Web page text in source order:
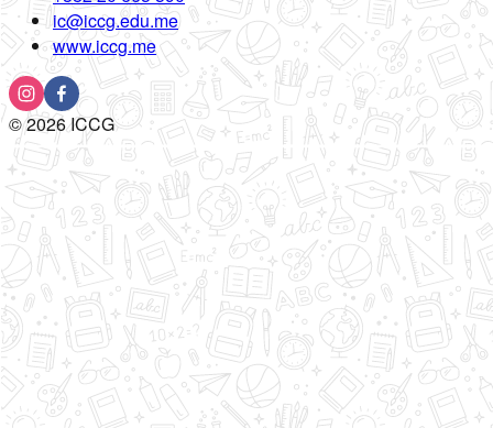
ic@iccg.edu.me
www.iccg.me
©2026ICCG